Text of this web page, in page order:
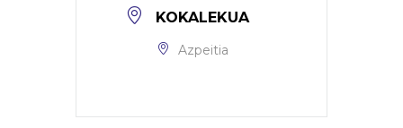
KOKALEKUA
Azpeitia